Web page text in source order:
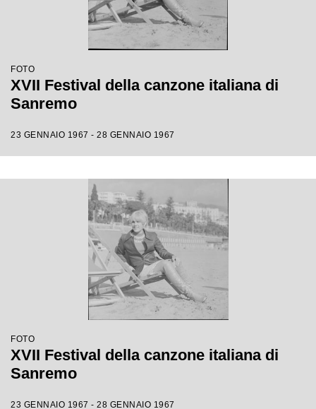
FOTO
XVII Festival della canzone italiana di
Sanremo
23 GENNAIO 1967 - 28 GENNAIO 1967
FOTO
XVII Festival della canzone italiana di
Sanremo
23 GENNAIO 1967 - 28 GENNAIO 1967